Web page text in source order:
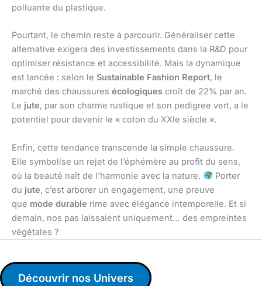
polluante du plastique.
Pourtant, le chemin reste à parcourir. Généraliser cette
alternative exigera des investissements dans la R&D pour
optimiser résistance et accessibilité. Mais la dynamique
est lancée : selon le Sustainable Fashion Report, le
marché des chaussures écologiques croît de 22% par an.
Le jute, par son charme rustique et son pedigree vert, a le
potentiel pour devenir le « coton du XXIe siècle ».
Enfin, cette tendance transcende la simple chaussure.
Elle symbolise un rejet de l’éphémère au profit du sens,
où la beauté naît de l’harmonie avec la nature.
Porter
du jute, c’est arborer un engagement, une preuve
que mode durable rime avec élégance intemporelle. Et si
demain, nos pas laissaient uniquement… des empreintes
végétales ?
Découvrir nos Univers